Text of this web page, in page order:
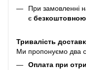
При замовленні
є безкоштовною
Тривалість
Ми пропонуємо два
Оплата при